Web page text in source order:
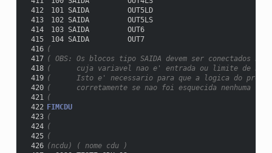
412
101 SAIDA         OUT5LD
413
102 SAIDA         OUT5LS
414
103 SAIDA         OUT6
415
104 SAIDA         OUT7
416 (
417 ( OBS: Os blocos tipo SAIDA devem ser conectados na
418 (      cuja variavel nao e' entrada ou limite de
419 (      Isto e' necessario para que a logica do
420 (      corretamente se nao foi esquecida nenhuma
421
(
422 FIMCDU
423 (
424 (
425 (
426 (ncdu) ( nome cdu )